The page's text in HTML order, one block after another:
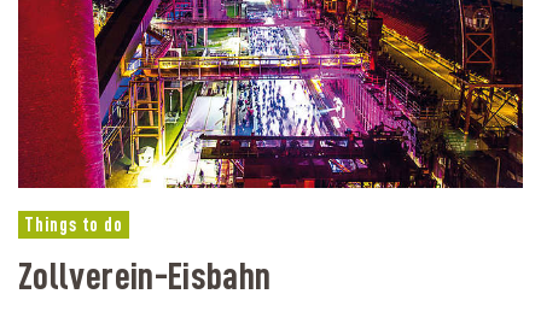
Things to do
Zollverein-Eisbahn